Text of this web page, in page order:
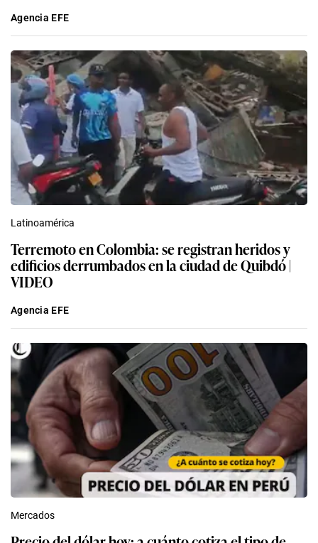
Agencia EFE
Latinoamérica
Terremoto en Colombia: se registran heridos y
edificios derrumbados en la ciudad de Quibdó |
VIDEO
Agencia EFE
Mercados